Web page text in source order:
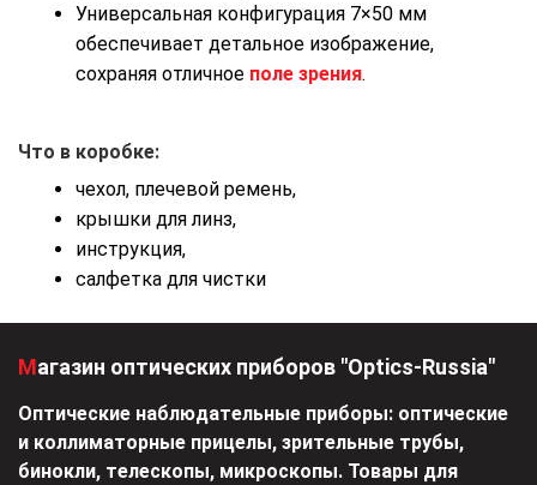
Универсальная конфигурация 7×50 мм
обеспечивает детальное изображение,
сохраняя отличное поле зрения.
Что в коробке:
чехол, плечевой ремень,
крышки для линз,
инструкция,
салфетка для чистки
Магазин оптических приборов "Optics-Russia"
Оптические наблюдательные приборы: оптические
и коллиматорные прицелы, зрительные трубы,
бинокли, телескопы, микроскопы. Товары для